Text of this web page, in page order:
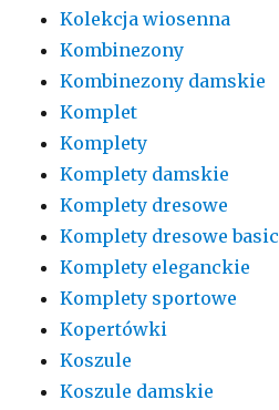
Kolekcja wiosenna
Kombinezony
Kombinezony damskie
Komplet
Komplety
Komplety damskie
Komplety dresowe
Komplety dresowe basic
Komplety eleganckie
Komplety sportowe
Kopertówki
Koszule
Koszule damskie